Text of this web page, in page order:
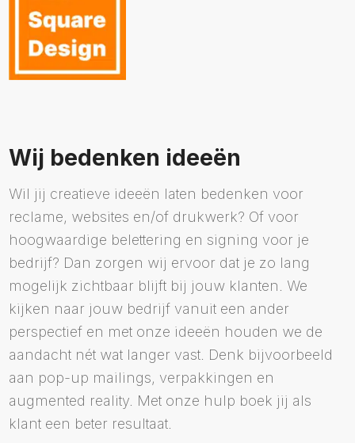
Wij bedenken ideeën
Wil jij creatieve ideeën laten bedenken voor
reclame, websites en/of drukwerk? Of voor
hoogwaardige belettering en signing voor je
bedrijf? Dan zorgen wij ervoor dat je zo lang
mogelijk zichtbaar blijft bij jouw klanten. We
kijken naar jouw bedrijf vanuit een ander
perspectief en met onze ideeën houden we de
aandacht nét wat langer vast. Denk bijvoorbeeld
aan pop-up mailings, verpakkingen en
augmented reality. Met onze hulp boek jij als
klant een beter resultaat.